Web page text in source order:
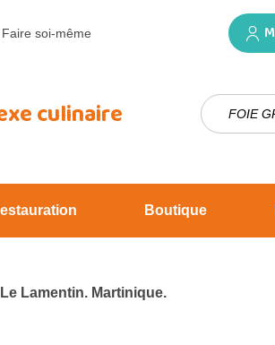
Faire soi-même
culinaire Rechercher :
Boutique
Lamentin. Martinique.